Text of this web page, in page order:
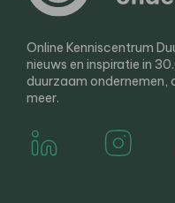
Online Kenniscentrum
nieuws en inspiratie in
duurzaam ondernemen,
meer.